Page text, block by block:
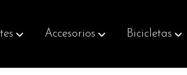
Accesorios Bicicletas